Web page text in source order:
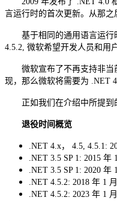
言运行时的首次更新。从那之
基于相同的通用语言运行时
4.5.2, 微软希望开发人员和用
微软宣布了不再支持非当
现，那么微软将需要为 .NET
正如我们在介绍中所提到的
退役时间概览
.NET 4.x， 4.5, 4.5.1:
.NET 3.5 SP 1: 2015 年
.NET 3.5 SP 1: 2020 年
.NET 4.5.2: 2018 年 1
.NET 4.5.2: 2023 年 1